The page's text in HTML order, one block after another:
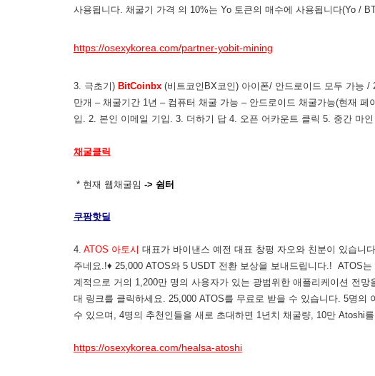
사용됩니다. 채굴기 가격 의 10%는 Yo 토큰의 매수에 사용됩니다(Yo /
https://osexykorea.com/partner-yobit-mining
3. 극초기) BitCoinbx(비트코인BX코인) 아이폰/ 안드로이드 모두 가능
만개 – 채굴기간 1년 – 컴퓨터 채굴 가능 – 안드로이드 채굴가능(현재
입. 2. 본인 이메일 기입. 3. 더하기 답 4. 오픈 어카운트 클릭 5. 중간 마
채굴클릭
* 현재 웹채굴임 -> 쉼터
쿠팡핫딜
4. ATOS 아토시 대표가 바이낸스 예전 대표 창펑 자오와 친분이 있습니
주네요.!♦ 25,000 ATOS와 5 USDT 전환 보상을 보내드립니다.! ATOS
계적으로 거의 1,200만 명의 사용자가 있는 광범위한 애플리케이션 전
대 링크를 클릭하세요. 25,000 ATOS를 무료로 받을 수 있습니다. 5명의
수 있으며, 4명의 추천인들을 새로 초대하면 1년치 채굴량, 10만 Atoshi
https://osexykorea.com/healsa-atoshi